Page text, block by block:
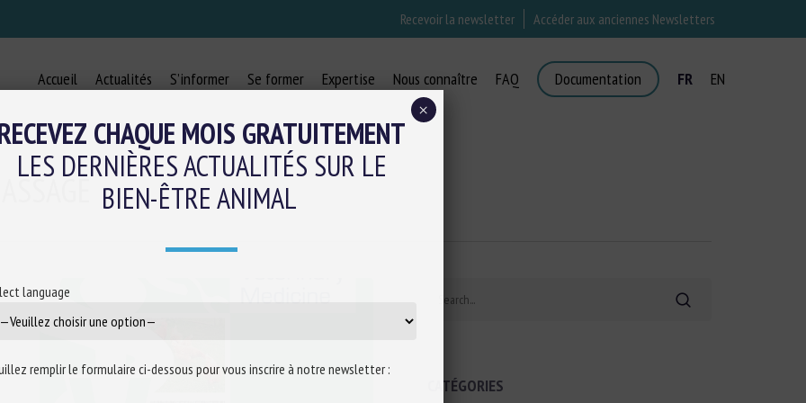
Recevoir la newsletter Accéder aux anciennes Newsletters
Accueil Actualités S’informer Se former Expertise Nous connaître FAQ Documentation FR EN
CATÉGORIES
CHAQUE MOIS GRATUITEMENT
LES DERNIÈRES ACTUALITÉS SUR LE
BIEN-ÊTRE ANIMAL
language
remplir le formulaire ci-dessous pour vous inscrire à notre newsletter :
×